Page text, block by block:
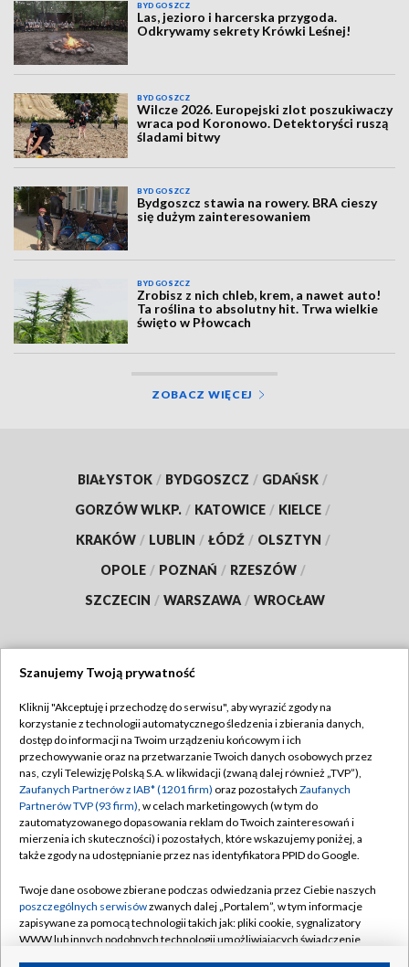
BYDGOSZCZ
Las, jezioro i harcerska przygoda.
Odkrywamy sekrety Krówki Leśnej!
BYDGOSZCZ
Wilcze 2026. Europejski zlot poszukiwaczy
wraca pod Koronowo. Detektoryści ruszą
śladami bitwy
BYDGOSZCZ
Bydgoszcz stawia na rowery. BRA cieszy
się dużym zainteresowaniem
BYDGOSZCZ
Zrobisz z nich chleb, krem, a nawet auto!
Ta roślina to absolutny hit. Trwa wielkie
święto w Płowcach
ZOBACZ WIĘCEJ
BIAŁYSTOK / BYDGOSZCZ / GDAŃSK /
GORZÓW WLKP. / KATOWICE / KIELCE /
KRAKÓW / LUBLIN / ŁÓDŹ / OLSZTYN /
OPOLE / POZNAŃ / RZESZÓW /
SZCZECIN / WARSZAWA / WROCŁAW
TVP
Abonament TVP
Emisja w TVP
Centrum informacji TVP
Naziemna Telewizja Cyfrowa
Rada Programowa
System NOS
Informacje o nadawcy
Regulamin TVP
Polityka prywatności
Moje zgody
Pomoc
Kontakt
Szanujemy Twoją prywatność
Kliknij "Akceptuję i przechodzę do serwisu", aby wyrazić zgody na
korzystanie z technologii automatycznego śledzenia i zbierania danych,
dostęp do informacji na Twoim urządzeniu końcowym i ich
przechowywanie oraz na przetwarzanie Twoich danych osobowych przez
nas, czyli Telewizję Polską S.A. w likwidacji (zwaną dalej również „TVP”),
Zaufanych Partnerów z IAB* (1201 firm) oraz pozostałych Zaufanych
Partnerów TVP (93 firm), w celach marketingowych (w tym do
zautomatyzowanego dopasowania reklam do Twoich zainteresowań i
mierzenia ich skuteczności) i pozostałych, które wskazujemy poniżej, a
także zgody na udostępnianie przez nas identyfikatora PPID do Google.
Twoje dane osobowe zbierane podczas odwiedzania przez Ciebie naszych
poszczególnych serwisówzwanych dalej „Portalem”, w tym informacje
zapisywane za pomocą technologii takich jak: pliki cookie, sygnalizatory
WWW lub innych podobnych technologii umożliwiających świadczenie